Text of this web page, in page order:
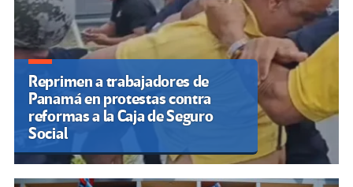
Reprimen a trabajadores de
Panamá en protestas contra
reformas a la Caja de Seguro
Social